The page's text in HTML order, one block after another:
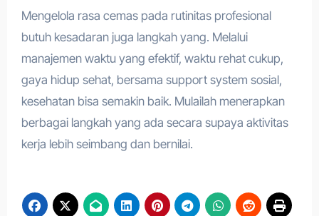
Mengelola rasa cemas pada rutinitas profesional
butuh kesadaran juga langkah yang. Melalui
manajemen waktu yang efektif, waktu rehat cukup,
gaya hidup sehat, bersama support system sosial,
kesehatan bisa semakin baik. Mulailah menerapkan
berbagai langkah yang ada secara supaya aktivitas
kerja lebih seimbang dan bernilai.